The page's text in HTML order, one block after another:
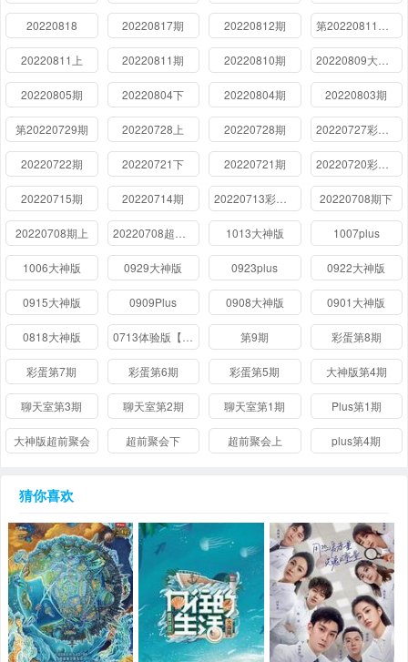
20220818 20220817期 20220812期
20220811上 20220811期 20220810期 20220809大神聊天室
20220805期 20220804下 20220804期 20220803期
第20220729期 20220728上 20220728期 20220727彩蛋期
20220722期 20220721下 20220721期 20220720彩蛋期
20220715期 20220714期 20220708期下
20220708期上 1013大神版 1007plus
1006大神版 0929大神版 0923plus 0922大神版
0915大神版 0909Plus 0908大神版 0901大神版
0818大神版 第9期 彩蛋第8期
彩蛋第7期 彩蛋第6期 彩蛋第5期 大神版第4期
聊天室第3期 聊天室第2期 聊天室第1期 Plus第1期
大神版超前聚会 超前聚会下 超前聚会上 plus第4期
猜你喜欢